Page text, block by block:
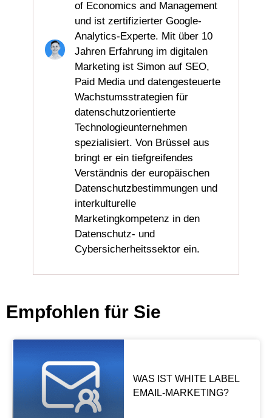
of Economics and Management
und ist zertifizierter Google-
Analytics-Experte. Mit über 10
Jahren Erfahrung im digitalen
Marketing ist Simon auf SEO,
Paid Media und datengesteuerte
Wachstumsstrategien für
datenschutzorientierte
Technologieunternehmen
spezialisiert. Von Brüssel aus
bringt er ein tiefgreifendes
Verständnis der europäischen
Datenschutzbestimmungen und
interkulturelle
Marketingkompetenz in den
Datenschutz- und
Cybersicherheitssektor ein.
Empfohlen für Sie
WAS IST WHITE LABEL
EMAIL-MARKETING?